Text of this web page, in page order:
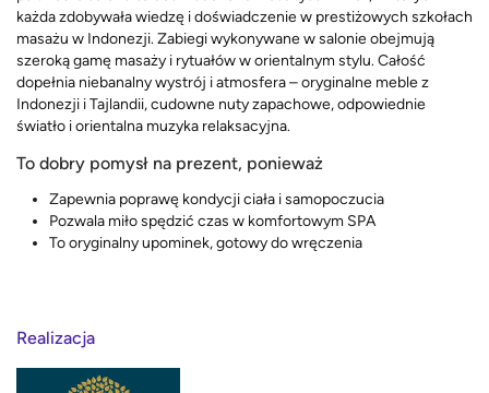
każda zdobywała wiedzę i doświadczenie w prestiżowych szkołach
masażu w Indonezji. Zabiegi wykonywane w salonie obejmują
szeroką gamę masaży i rytuałów w orientalnym stylu. Całość
dopełnia niebanalny wystrój i atmosfera – oryginalne meble z
Indonezji i Tajlandii, cudowne nuty zapachowe, odpowiednie
światło i orientalna muzyka relaksacyjna.
To dobry pomysł na prezent, ponieważ
Zapewnia poprawę kondycji ciała i samopoczucia
Pozwala miło spędzić czas w komfortowym SPA
To oryginalny upominek, gotowy do wręczenia
Realizacja